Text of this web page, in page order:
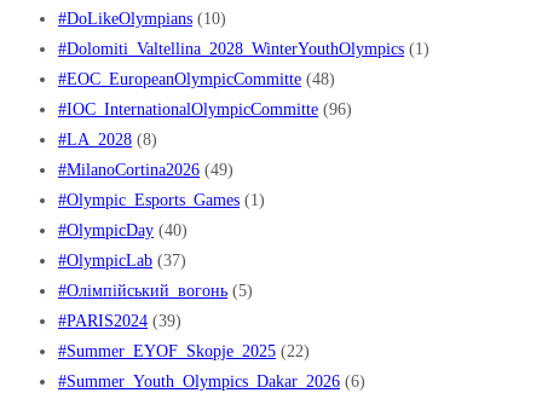
#DoLikeOlympians (10)
#Dolomiti_Valtellina_2028_WinterYouthOlympics (1)
#EOC_EuropeanOlympicCommitte (48)
#IOC_InternationalOlympicCommitte (96)
#LA_2028 (8)
#MilanoCortina2026 (49)
#Olympic_Esports_Games (1)
#OlympicDay (40)
#OlympicLab (37)
#Oлімпійський_вогонь (5)
#PARIS2024 (39)
#Summer_EYOF_Skopje_2025 (22)
#Summer_Youth_Olympics_Dakar_2026 (6)